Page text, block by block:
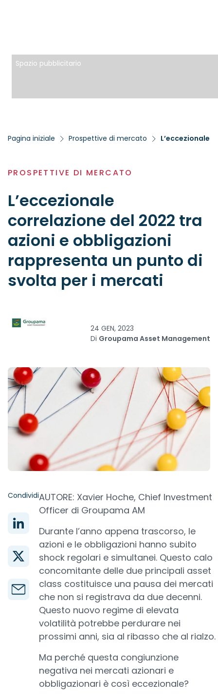
Spazio pubblicitario
Pagina iniziale Prospettive di mercato
PROSPETTIVE DI MERCATO
L’eccezionale
correlazione del 2022 tra
azioni e obbligazioni
rappresenta un punto di
svolta per i mercati
24 GEN, 2023
Di Groupama Asset Management
CondividiAUTORE: Xavier Hoche, Chief Investment
Officer di Groupama AM
Durante l’anno appena trascorso, le
azioni e le obbligazioni hanno subito
shock regolari e simultanei. Questo calo
concomitante delle due principali asset
class costituisce una pausa dei mercati
che non si registrava da due decenni.
Questo nuovo regime di elevata
volatilità potrebbe perdurare nei
prossimi anni, sia al ribasso che al rialzo.
Ma perché questa congiunzione
negativa nei mercati azionari e
obbligazionari è così eccezionale?